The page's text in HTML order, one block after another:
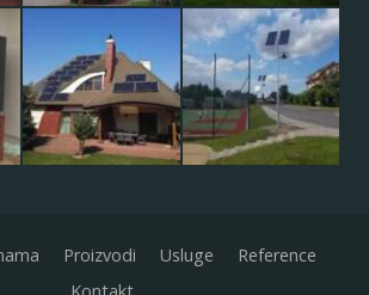
Proizvodi Usluge
Reference